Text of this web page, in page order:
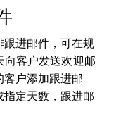
进邮件，可在规
向客户发送欢迎邮
户添加跟进邮
定天数，跟进邮